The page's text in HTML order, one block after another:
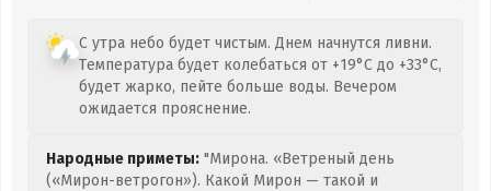
С утра небо будет чистым. Днем начнутся ливни.
Температура будет колебаться от +19°C до +33°C,
будет жарко, пейте больше воды. Вечером
ожидается прояснение.
Народные приметы: "Мирона. «Ветреный день
(«Мирон-ветрогон»). Какой Мирон — такой и